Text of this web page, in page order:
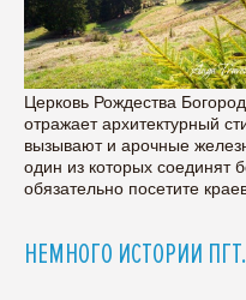
Церковь Рождества
отражает архитектурный
вызывают и арочные
один из которых соединят
обязательно посетите
НЕМНОГО ИСТОРИИ